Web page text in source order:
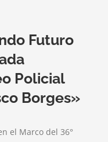
Futuro
Policial
Borges»
el Marco del 36°